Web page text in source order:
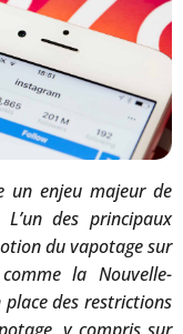
un enjeu majeur de
des principaux
du vapotage sur
la Nouvelle-
des restrictions